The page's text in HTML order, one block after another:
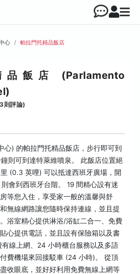
心 帕拉門托精品飯店
飯店 (Parlamento
則評論)
心) 的帕拉門托精品飯店，步行即可到
則可到達特萊維噴泉。 此飯店位置絕
(0.3 英哩) 可以抵達西班牙廣場，開
會到西班牙台階。 19 間精心設有迷
等您入住，享受家一般的溫馨與舒
無線網路讓您隨時保持連線，並且提
浴室精心提供淋浴/浴缸二合一、免費
心提供電話，並且設有保險箱以及書
線上網、24 小時櫃台服務以及多語
費機場來回接駁車 (24 小時)。 從頂
收眼底，並好好利用免費無線上網等